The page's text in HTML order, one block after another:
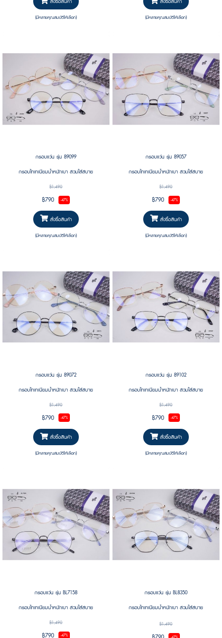
(มีหลายคุณสมบัติให้เลือก) (มีหลายคุณสมบัติให้เลือก)
กรอบแว่น รุ่น 89099
กรอบไทเทเนียมน้ำหนักเบา สวมใส่สบาย
฿1,490
฿790 -47%
สั่งซื้อสินค้า
(มีหลายคุณสมบัติให้เลือก)
กรอบแว่น รุ่น 89057
กรอบไทเทเนียมน้ำหนักเบา สวมใส่สบาย
฿1,490
฿790 -47%
สั่งซื้อสินค้า
(มีหลายคุณสมบัติให้เลือก)
กรอบแว่น รุ่น 89072
กรอบไทเทเนียมน้ำหนักเบา สวมใส่สบาย
฿1,490
฿790 -47%
สั่งซื้อสินค้า
(มีหลายคุณสมบัติให้เลือก)
กรอบแว่น รุ่น 89102
กรอบไทเทเนียมน้ำหนักเบา สวมใส่สบาย
฿1,490
฿790 -47%
สั่งซื้อสินค้า
(มีหลายคุณสมบัติให้เลือก)
กรอบแว่น รุ่น BL7158
กรอบไทเทเนียมน้ำหนักเบา สวมใส่สบาย
฿1,490
฿790 -47%
กรอบแว่น รุ่น BL8350
กรอบไทเทเนียมน้ำหนักเบา สวมใส่สบาย
฿1,490